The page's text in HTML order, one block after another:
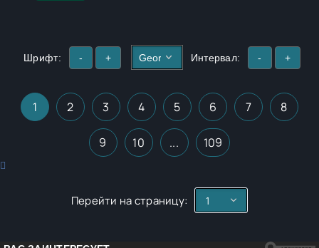
Шрифт: - + Интервал: - +
1 2 3 4 5 6 7 8
9 10 ... 109
Перейти на страницу: